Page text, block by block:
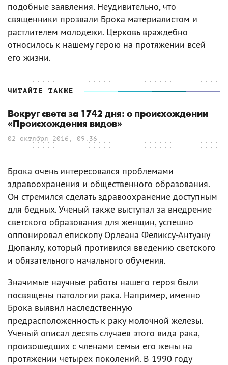
подобные заявления. Неудивительно, что
священники прозвали Брока материалистом и
растлителем молодежи. Церковь враждебно
относилось к нашему герою на протяжении всей
его жизни.
ЧИТАЙТЕ ТАКЖЕ
Вокруг света за 1742 дня: о происхождении
«Происхождения видов»
02 октября 2016, 09:36
Брока очень интересовался проблемами
здравоохранения и общественного образования.
Он стремился сделать здравоохранение доступным
для бедных. Ученый также выступал за внедрение
светского образования для женщин, успешно
оппонировал епископу Орлеана Феликсу-Антуану
Дюпанлу, который противился введению светского
и обязательного начального обучения.
Значимые научные работы нашего героя были
посвящены патологии рака. Например, именно
Брока выявил наследственную
предрасположенность к раку молочной железы.
Ученый описал десять случаев этого вида рака,
произошедших с членами семьи его жены на
протяжении четырех поколений. В 1990 году